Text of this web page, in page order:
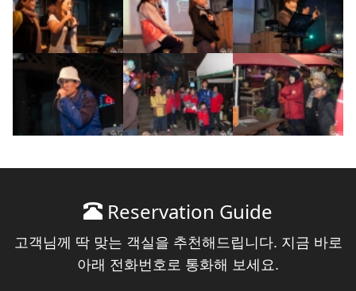
Reservation Guide
고객님께 딱 맞는 객실을 추천해드립니다. 지금 바로
아래 전화번호로 통화해 보세요.